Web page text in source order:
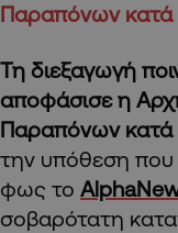
Παραπόνων κατά
Τη διεξαγωγή
αποφάσισε η
Παραπόνων κατά
την υπόθεση
φως το
σοβαρότατη